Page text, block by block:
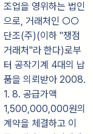
조업을 영위하는 법인
으로, 거래처인 ○○
단조(주)(이하 "쟁점
거래처"라 한다)로부
터 공작기계 4대의 납
품을 의뢰받아 2008.
1. 8. 공급가액
1,500,000,000원의
계약을 체결하고 이